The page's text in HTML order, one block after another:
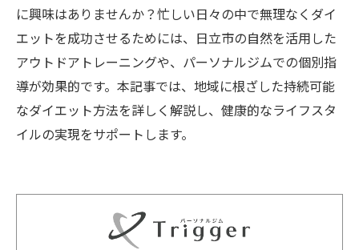
に興味はありませんか？忙しい日々の中で無理なくダイ
エットを成功させるためには、日立市の自然を活用した
アウトドアトレーニングや、パーソナルジムでの個別指
導が効果的です。本記事では、地域に根ざした持続可能
なダイエット方法を詳しく解説し、健康的なライフスタ
イルの実現をサポートします。